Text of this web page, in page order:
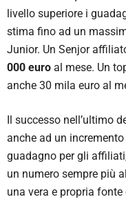
livello superiore i
stima fino ad un
Junior. Un Senjor
000 euro al mese. Un
anche 30 mila euro al
Il successo nell’ultimo
anche ad un
guadagno per gli
un numero sempre più
una vera e propria